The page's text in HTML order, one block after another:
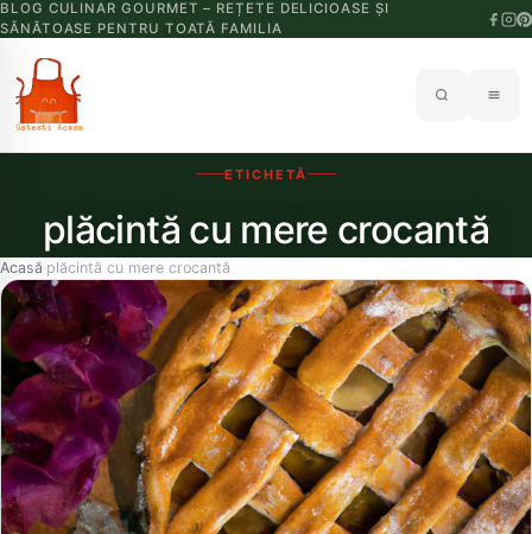
BLOG CULINAR GOURMET – REȚETE DELICIOASE ȘI
SĂNĂTOASE PENTRU TOATĂ FAMILIA
ETICHETĂ
plăcintă cu mere crocantă
Acasă›plăcintă cu mere crocantă